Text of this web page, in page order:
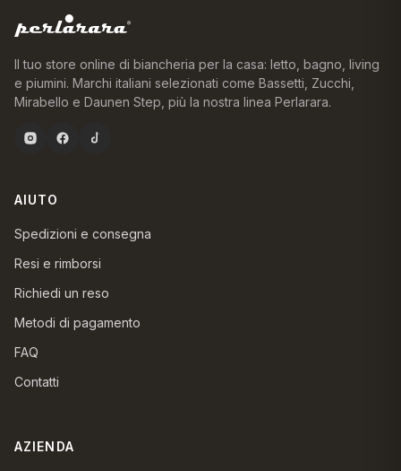
Il tuo store online di biancheria per la casa: letto, bagno, living
e piumini. Marchi italiani selezionati come Bassetti, Zucchi,
Mirabello e Daunen Step, più la nostra linea Perlarara.
AIUTO
Spedizioni e consegna
Resi e rimborsi
Richiedi un reso
Metodi di pagamento
FAQ
Contatti
AZIENDA